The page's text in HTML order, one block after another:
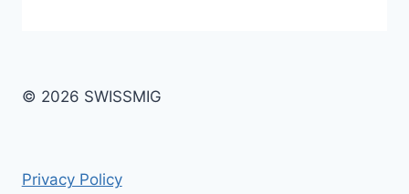
© 2026 SWISSMIG
Privacy Policy